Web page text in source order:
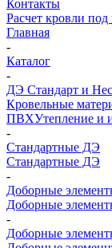
Контакты
Расчет кровли
Главная
-
Каталог
-
ДЭ Стандарт и
Кровельные
ПВХУтепление и
-
Стандартные ДЭ
Стандартные ДЭ
-
Доборные
Доборные
-
Доборные